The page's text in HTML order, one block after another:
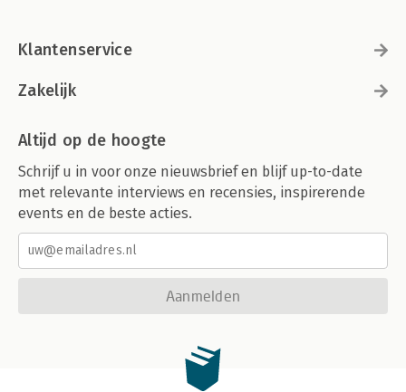
Klantenservice
Zakelijk
Altijd op de hoogte
Schrijf u in voor onze nieuwsbrief en blijf up-to-date
met relevante interviews en recensies, inspirerende
events en de beste acties.
Aanmelden